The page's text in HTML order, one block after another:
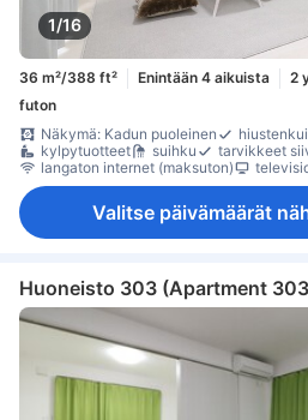
1/16
36 m²/388 ft² Enintään 4 aikuista
2
futon
Näkymä: Kadun puoleinen
kylpytuotteet
suihku
tarvikkeet
langaton internet (maksuton)
Valitse päivämäärät
Huoneisto 303 (Apartment